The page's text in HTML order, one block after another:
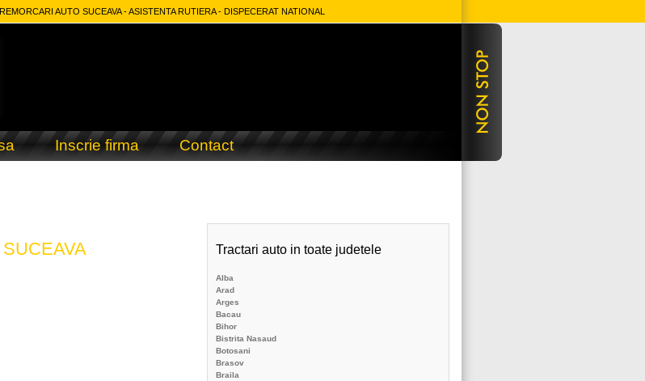
AUTO SUCEAVA - ASISTENTA RUTIERA - DISPECERAT NATIONAL
Inscrie firma Contact
Tractari auto in toate judetele
Alba
Arad
Arges
Bacau
Bihor
Bistrita Nasaud
Botosani
Brasov
Braila